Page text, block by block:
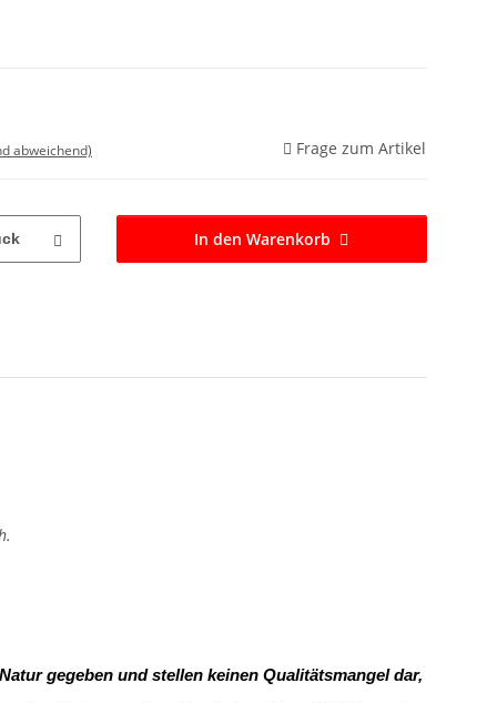
abweichend) Frage zum Artikel
In den Warenkorb
gegeben und stellen keinen Qualitätsmangel dar,